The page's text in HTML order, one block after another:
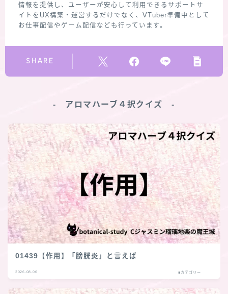
情報を提供し、ユーザーが安心して利用できるサポートサ
イトをUX構築・運営するだけでなく、VTuber準備中として
お仕事配信やゲーム配信なども行っています。
SHARE
‐ アロマハーブ４択クイズ ‐
01439【作用】「膀胱炎」と言えば
2026.08.06 ■カテゴリー